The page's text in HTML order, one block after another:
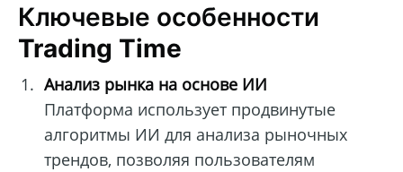
Ключевые особенности
Trading Time
Анализ рынка на основе ИИ
Платформа использует продвинутые
алгоритмы ИИ для анализа рыночных
трендов, позволяя пользователям